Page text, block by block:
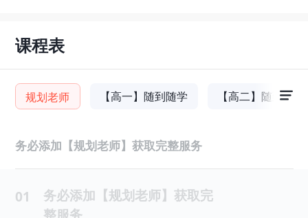
课程表
规划老师 【高一】随到随学 【高二】随到随学
务必添加【规划老师】获取完整服务
01
务必添加【规划老师】获取完